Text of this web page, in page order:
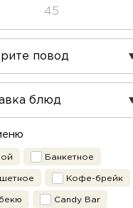
Банкетное
Кофе-брейк
Candy Bar